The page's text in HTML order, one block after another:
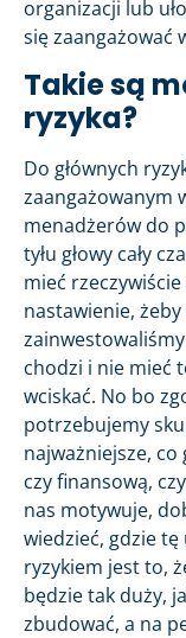
organizacji lub
się zaangażować
Takie są
ryzyka?
Do głównych
zaangażowanym
menadżerów do
tyłu głowy cały
mieć
nastawienie,
chodzi i nie mieć
wciskać. No bo
potrzebujemy
najważniejsze,
czy finansową,
nas motywuje,
wiedzieć, gdzie tę
ryzykiem jest to,
będzie tak duży,
zbudować, a na